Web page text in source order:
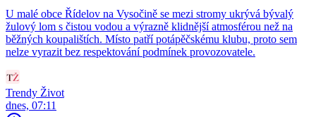
U malé obce Řídelov na Vysočině se mezi stromy ukrývá bývalý
žulový lom s čistou vodou a výrazně klidnější atmosférou než na
běžných koupalištích. Místo patří potápěčskému klubu, proto sem
nelze vyrazit bez respektování podmínek provozovatele.
Trendy Život
dnes, 07:11